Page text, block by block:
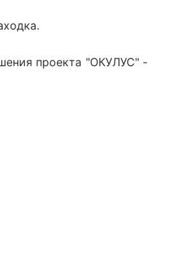
проекта "ОКУЛУС" -